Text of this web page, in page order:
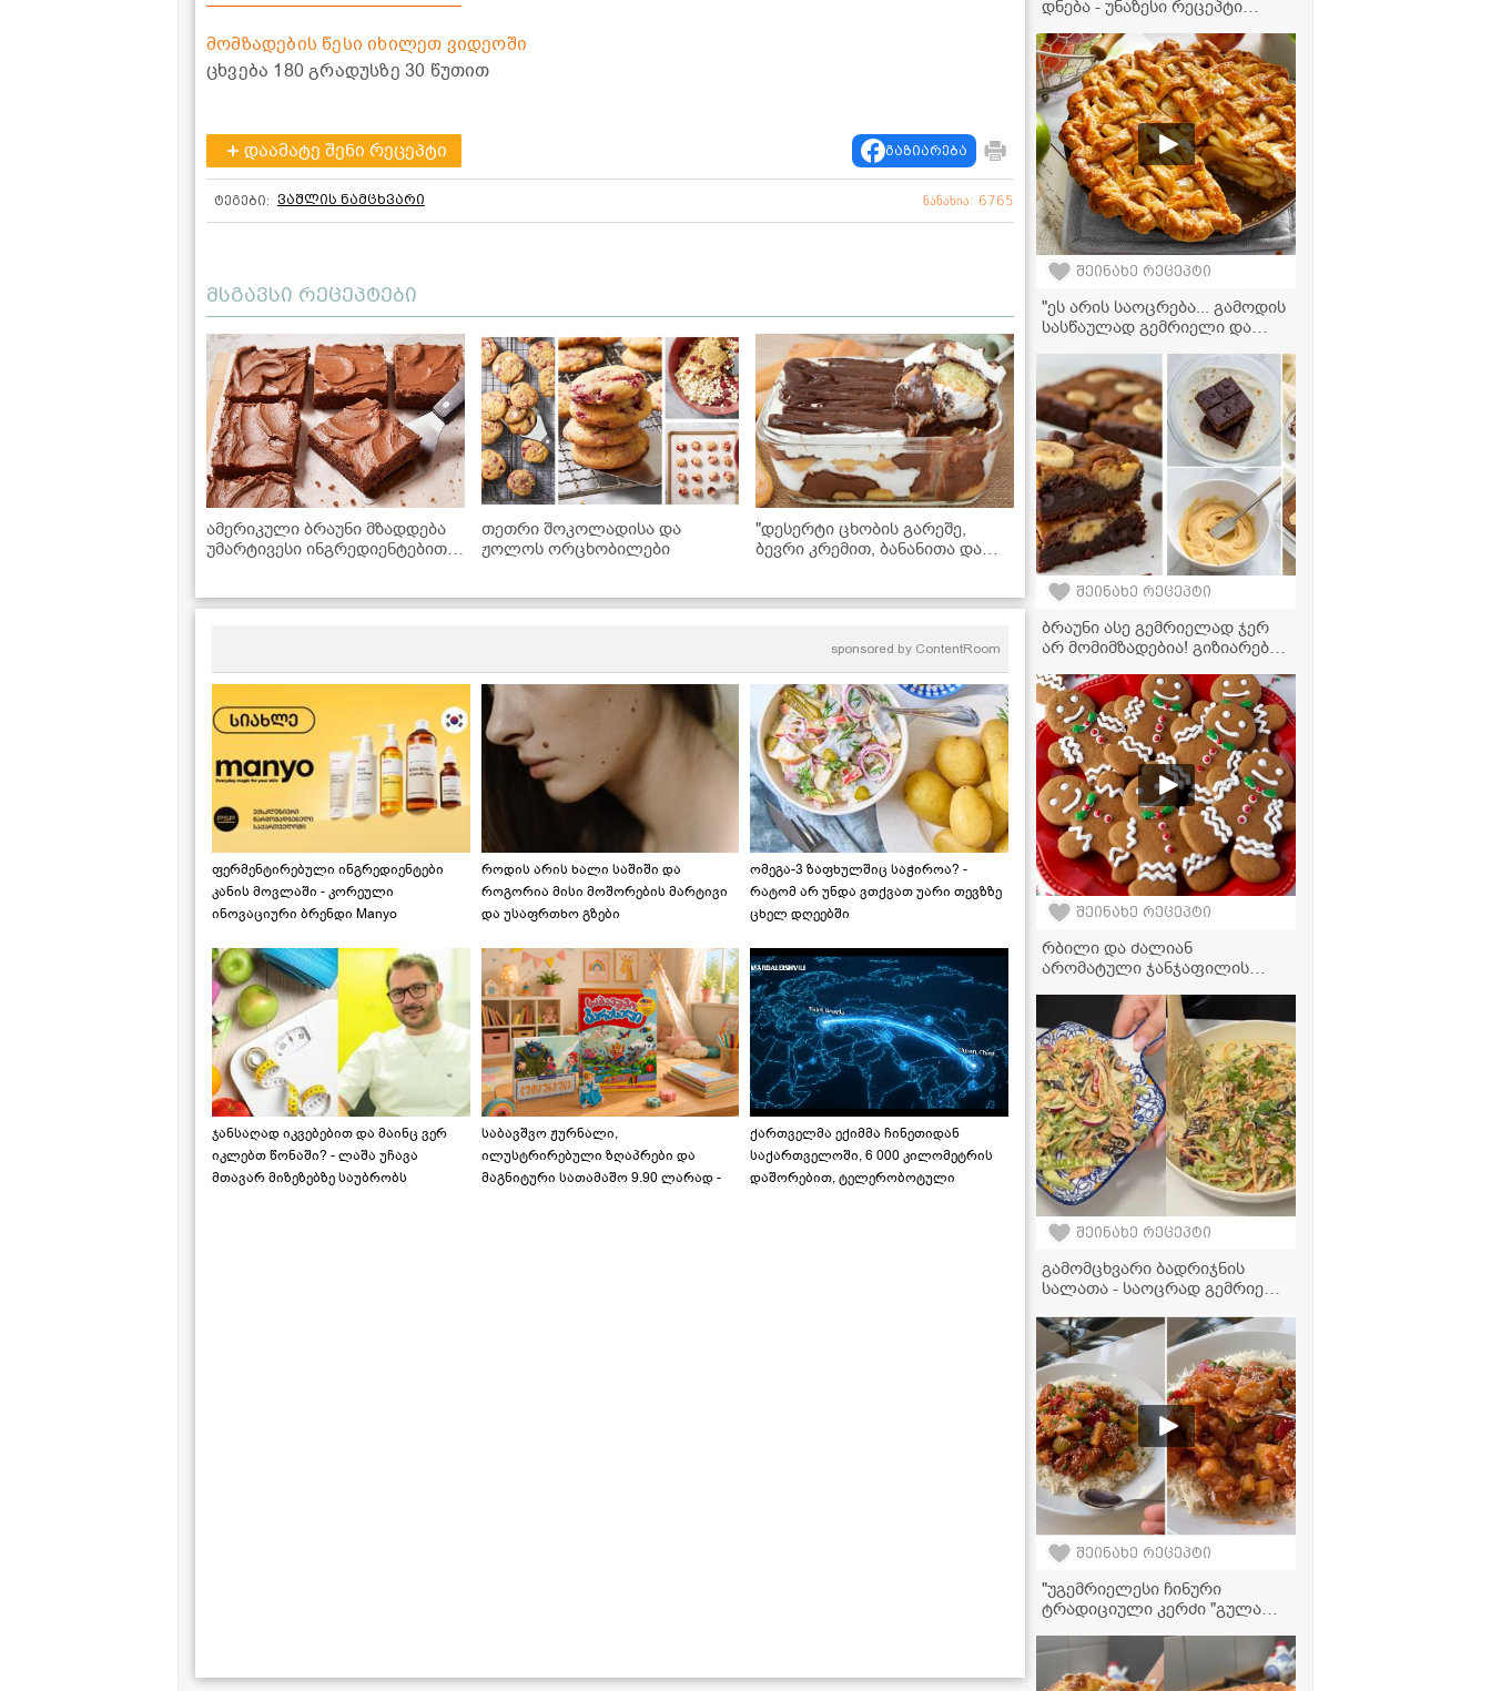
მომზადების წესი იხილეთ ვიდეოში
ცხვება 180 გრადუსზე 30 წუთით
დაამატე შენი რეცეპტი გაზიარება
ტეგები: ვაშლის ნამცხვარი ნანახია: 6765
მსგავსი რეცეპტები
ამერიკული ბრაუნი მზადდება
უმარტივესი ინგრედიენტებით,
თეთრი შოკოლადისა და
ჟოლოს ორცხობილები
"დესერტი ცხობის გარეშე,
ბევრი კრემით, ბანანითა და
უგემრიელესი!" - ნამცხვრის
sponsored by ContentRoom
ფერმენტირებული ინგრედიენტები
კანის მოვლაში - კორეული
ინოვაციური ბრენდი Manyo
როდის არის ხალი საშიში და
როგორია მისი მოშორების მარტივი
და უსაფრთხო გზები
ომეგა-3 ზაფხულშიც საჭიროა? -
რატომ არ უნდა ვთქვათ უარი თევზზე
ცხელ დღეებში
ჯანსაღად იკვებებით და მაინც ვერ
იკლებთ წონაში? - ლაშა უჩავა
მთავარ მიზეზებზე საუბრობს
საბავშვო ჟურნალი,
ილუსტრირებული ზღაპრები და
მაგნიტური სათამაშო 9.90 ლარად -
ქართველმა ექიმმა ჩინეთიდან
საქართველოში, 6 000 კილომეტრის
დაშორებით, ტელერობოტული
დნება - უნაზესი რეცეპტი
შეინახე რეცეპტი
"ეს არის საოცრება... გამოდის
სასწაულად გემრიელი და
- ვაშლის ნამცხვრის რეცეპტი
შეინახე რეცეპტი
ბრაუნი ასე გემრიელად ჯერ
არ მომიმზადებია! გიზიარებთ
შეინახე რეცეპტი
რბილი და ძალიან
არომატული ჯანჯაფილის
შეინახე რეცეპტი
გამომცხვარი ბადრიჯნის
სალათა - საოცრად გემრიელი
შეინახე რეცეპტი
"უგემრიელესი ჩინური
ტრადიციული კერძი "გულაო",
მზადდება" - ქათამი ბრინჯთან
ერთად ტკბილ-ცხარე სოუსში